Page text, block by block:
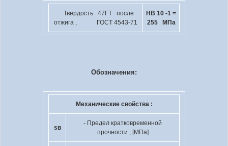
Твердость 47ГТ после
отжига , ГОСТ 4543-71
HB 10 -1 =
255 МПа
Обозначения:
Механические свойства :
sв
- Предел кратковременной
прочности , [МПа]